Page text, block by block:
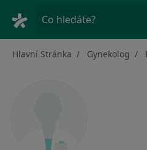
Co hledáte?
Hlavní Stránka Gynekolog